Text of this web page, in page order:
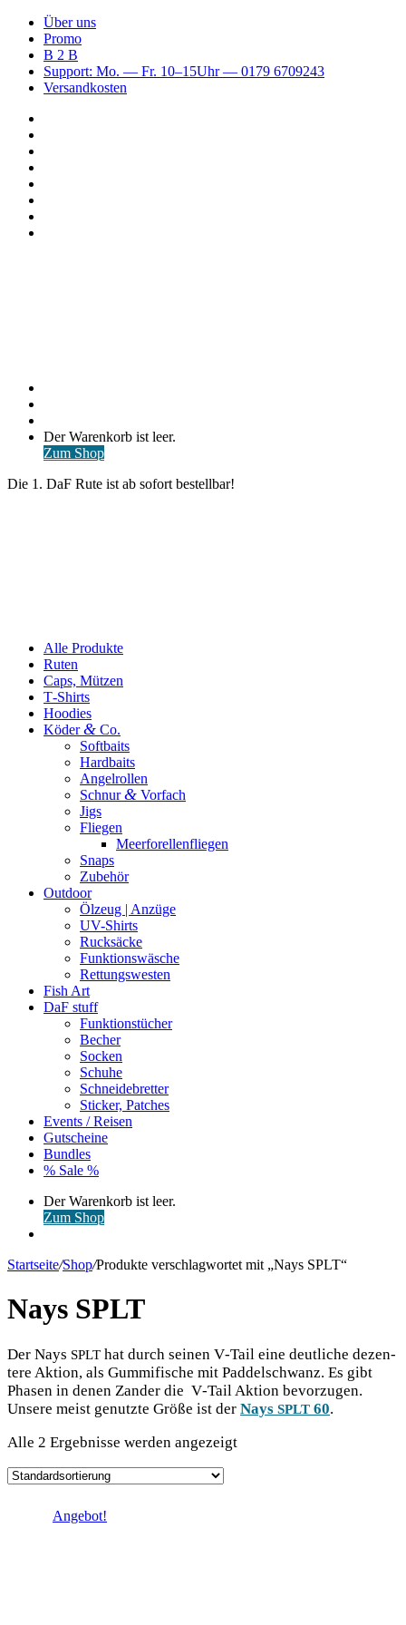
Über uns
Promo
B 2 B
Support: Mo. — Fr. 10–15Uhr — 0179 6709243
Versandkosten
Warenkorb
ansehen
Der Warenkorb ist leer.
Zum Shop
Die 1. DaF Rute ist ab sofort bestellbar!
Alle Produkte
Ruten
Caps, Mützen
T‑Shirts
Hoodies
Köder& Co.
Softbaits
Hardbaits
Angelrollen
Schnur& Vorfach
Jigs
Fliegen
Meerforellenfliegen
Snaps
Zubehör
Outdoor
Ölzeug | Anzüge
UV-Shirts
Rucksäcke
Funktionswäsche
Rettungswesten
Fish Art
DaF stuff
Funktionstücher
Becher
Socken
Schuhe
Schneidebretter
Sticker, Patches
Events / Reisen
Gutscheine
Bundles
% Sale %
Warenkorb
ansehen
Der Warenkorb ist leer.
Zum Shop
Startseite/Shop/Produkte verschlagwortet mit „Nays SPLT“
Nays SPLT
Der Nays SPLT hat durch sei­nen V‑Tail eine deut­li­che dezen­
te­re Akti­on, als Gum­mi­fi­sche mit Pad­del­schwanz. Es gibt
Pha­sen in denen Zan­der die V‑Tail Akti­on bevor­zu­gen.
Unse­re meist genutz­te Grö­ße ist der Nays SPLT 60.
Alle 2 Ergebnisse werden angezeigt
Angebot!